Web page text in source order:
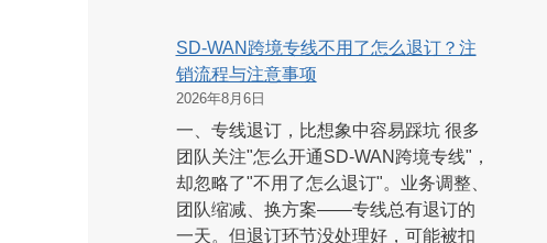
SD-WAN跨境专线不用了怎么退订？注
销流程与注意事项
2026年8月6日
一、专线退订，比想象中容易踩坑 很多
团队关注"怎么开通SD-WAN跨境专线"，
却忽略了"不用了怎么退订"。业务调整、
团队缩减、换方案——专线总有退订的
一天。但退订环节没处理好，可能被扣